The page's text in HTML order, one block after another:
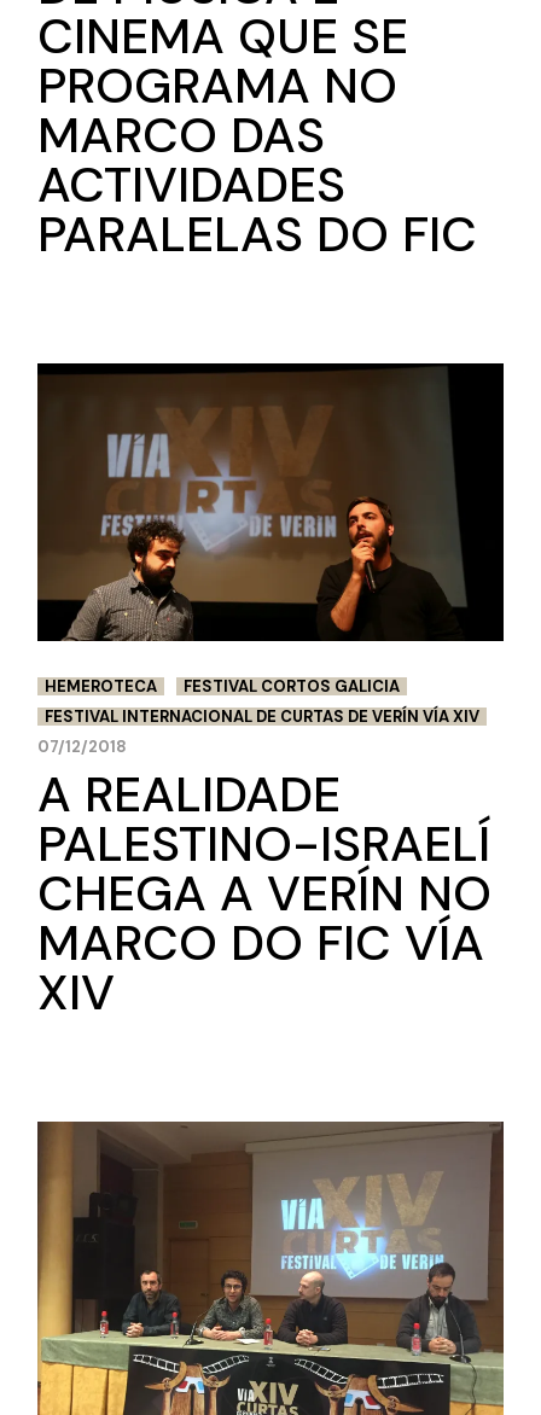
CINEMA QUE SE
PROGRAMA NO
MARCO DAS
ACTIVIDADES
PARALELAS DO FIC
HEMEROTECA
FESTIVAL CORTOS GALICIA
FESTIVAL INTERNACIONAL DE CURTAS DE VERÍN VÍA XIV
07/12/2018
A REALIDADE
PALESTINO-ISRAELÍ
CHEGA A VERÍN NO
MARCO DO FIC VÍA
XIV